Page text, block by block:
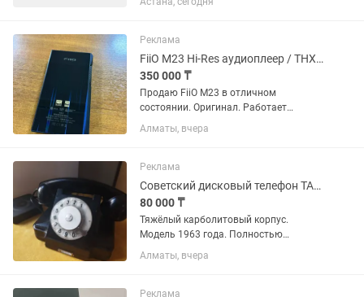
создания динамичного контента для
монтировать рекламные ролики,...
Реклама
FiiO M23 Hi-Res аудиоплеер / THX AAA
350 000 ₸
Продаю FiiO M23 в отличном
состоянии. Оригинал. Работает
идеально, без проблем , в ремонте не
Алматы, вчера
Реклама
Советский дисковый телефон ТАН-6 1963 года
80 000 ₸
Тяжёлый карболитовый корпус.
Модель 1963 года. Полностью
рабочий. Угольный микрофон заменён
на совместимый электретный.
Grandstream HT802 конвертирует
Алматы, вчера
Реклама